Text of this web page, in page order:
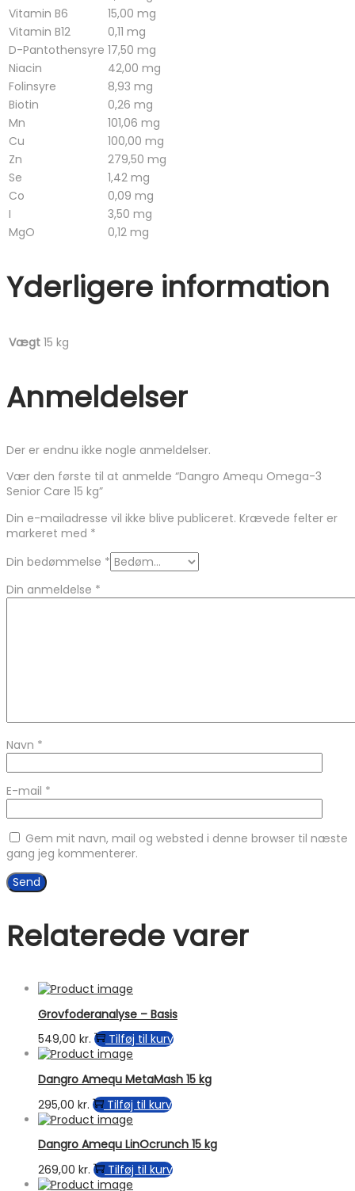
Vitamin B6
15,00 mg
Vitamin B12
0,11 mg
D-Pantothensyre 17,50 mg
Niacin
42,00 mg
Folinsyre
8,93 mg
Biotin
0,26 mg
Mn
101,06 mg
Cu
100,00 mg
Zn
279,50 mg
Se
1,42 mg
Co
0,09 mg
I
3,50 mg
MgO
0,12 mg
Yderligere information
Vægt 15 kg
Anmeldelser
Der er endnu ikke nogle anmeldelser.
Vær den første til at anmelde “Dangro Amequ Omega-3
Senior Care 15 kg”
Din e-mailadresse vil ikke blive publiceret. Krævede felter er
markeret med *
Din bedømmelse *
Din anmeldelse *
Navn *
E-mail *
Gem mit navn, mail og websted i denne browser til næste
gang jeg kommenterer.
Relaterede varer
Grovfoderanalyse – Basis
549,00 kr. Tilføj til kurv
Dangro Amequ MetaMash 15 kg
295,00 kr. Tilføj til kurv
Dangro Amequ LinOcrunch 15 kg
269,00 kr. Tilføj til kurv